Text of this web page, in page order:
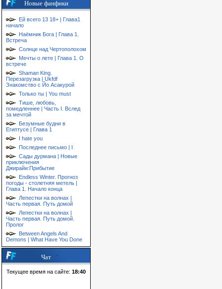
Новые фанфики
Ей всего 13 18+ | Глава1
начало
Наёмник Бога | Глава 1.
Встреча
Солнце над Чертополохом
Мечты о лете | Глава 1. О
встрече
Shaman King.
Перезагрузка | Ukfdf
Знакомство с Йо Асакурой
Только ты | You must
Тише, любовь,
помедленнее | Часть I. Вслед
за мечтой
Безумные будни в
Египтусе | Глава 1
I hate you
Последнее письмо | I
Сады дурмана | Новые
приключения
Джирайи:Прибытие
Endless Winter. Прогноз
погоды - столетняя метель |
Глава 1. Начало конца
Лепестки на волнах |
Часть первая. Путь домой
Лепестки на волнах |
Часть первая. Путь домой.
Пролог
Between Angels And
Demons | What Have You Done
Чат
Текущее время на сайте: 18:40